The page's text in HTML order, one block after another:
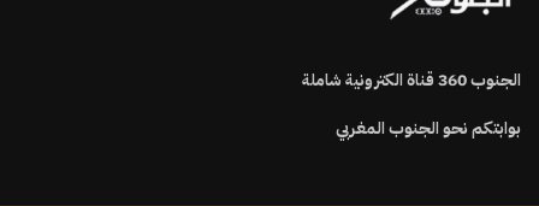
الجنوب360قناة الكترونية شاملة
بوابتكم نحو الجنوب المغربي